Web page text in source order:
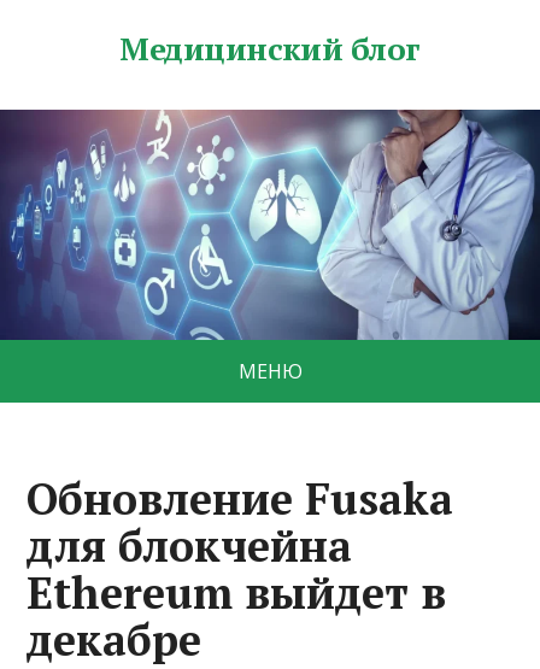
Медицинский блог
МЕНЮ
Обновление Fusaka
для блокчейна
Ethereum выйдет в
декабре